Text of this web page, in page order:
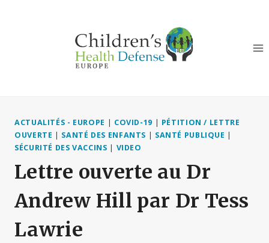
ACTUALITÉS - EUROPE | COVID-19 | PÉTITION / LETTRE
OUVERTE | SANTÉ DES ENFANTS | SANTÉ PUBLIQUE |
SÉCURITÉ DES VACCINS | VIDEO
Lettre ouverte au Dr
Andrew Hill par Dr Tess
Lawrie